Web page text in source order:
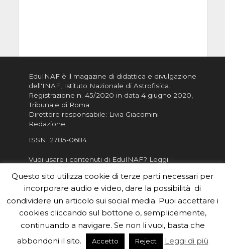
EduINAF è il magazine di didattica e divulgazione
dell'INAF, Istituto Nazionale di Astrofisica
Registrazione n. 45/2020 in data 4 giugno 2020,
Tribunale di Roma
Direttore responsabile: Livia Giacomini
Redazione
ISSN: 2785-0684
Vuoi usare i contenuti di EduINAF? Leggi i
Informativa sulla Privacy
Informatva sui Cookie
Per la rubrica de l'Astronomo risponde, per
inviarci le tue foto o i tuoi contributi, scrivici a
redazione.edu [chiocciola] inaf.it oppure
il form
Questo sito utilizza cookie di terze parti necessari per
incorporare audio e video, dare la possibilità di
condividere un articolo sui social media. Puoi accettare i
cookies cliccando sul bottone o, semplicemente,
continuando a navigare. Se non li vuoi, basta che
abbondoni il sito.
Accetto Reject Leggi di più